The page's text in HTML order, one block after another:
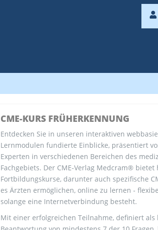
CME-KURS FRÜHERKENNUNG
Entdecken Sie in unseren interaktiven
Lernmodulen fundierte Einblicke, präsentiert
Experten in verschiedenen Bereichen des
Fachgebiets. Der CME-Verlag Medcram® bietet
Fortbildungskurse, darunter auch spezifische
es Ärzten ermöglichen, online zu lernen -
solange eine Internetverbindung besteht.
Mit einer erfolgreichen Teilnahme, definiert als